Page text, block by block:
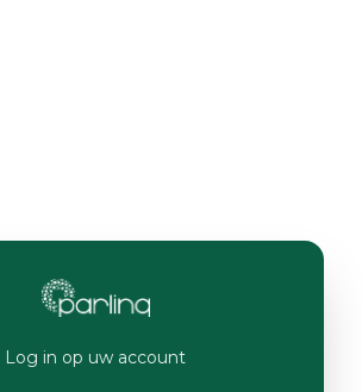
Log in op uw account